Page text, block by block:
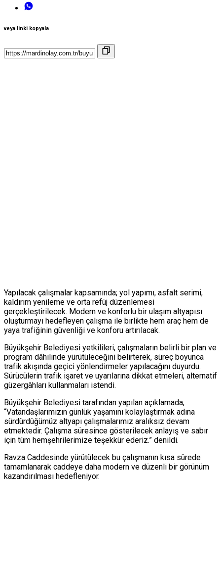
veya linki kopyala
Yapılacak çalışmalar kapsamında; yol yapımı, asfalt serimi,
kaldırım yenileme ve orta refüj düzenlemesi
gerçekleştirilecek. Modern ve konforlu bir ulaşım altyapısı
oluşturmayı hedefleyen çalışma ile birlikte hem araç hem de
yaya trafiğinin güvenliği ve konforu artırılacak.
Büyükşehir Belediyesi yetkilileri, çalışmaların belirli bir plan ve
program dâhilinde yürütüleceğini belirterek, süreç boyunca
trafik akışında geçici yönlendirmeler yapılacağını duyurdu.
Sürücülerin trafik işaret ve uyarılarına dikkat etmeleri, alternatif
güzergâhları kullanmaları istendi.
Büyükşehir Belediyesi tarafından yapılan açıklamada,
“Vatandaşlarımızın günlük yaşamını kolaylaştırmak adına
sürdürdüğümüz altyapı çalışmalarımız aralıksız devam
etmektedir. Çalışma süresince gösterilecek anlayış ve sabır
için tüm hemşehrilerimize teşekkür ederiz.” denildi.
Ravza Caddesinde yürütülecek bu çalışmanın kısa sürede
tamamlanarak caddeye daha modern ve düzenli bir görünüm
kazandırılması hedefleniyor.